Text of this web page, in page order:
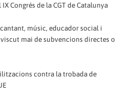
Congrés de la CGT de Catalunya
músic, educador social i
mai de subvencions directes o
contra la trobada de